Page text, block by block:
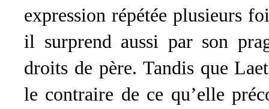
expression répétée plusieurs
il surprend aussi par son
droits de père. Tandis que
le contraire de ce qu’elle